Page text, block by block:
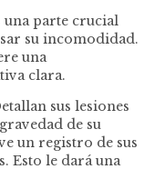
una parte crucial
su incomodidad.
una
clara.
sus lesiones
de su
un registro de sus
Esto le dará una